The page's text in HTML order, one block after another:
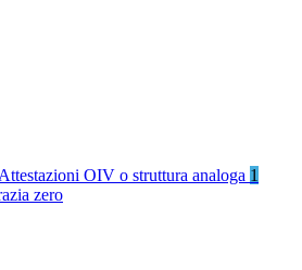
Attestazioni OIV o struttura analoga 1
zero